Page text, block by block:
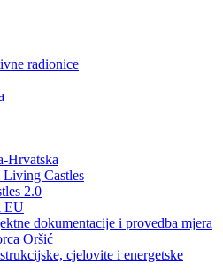
radionice
Hrvatska
Castles
2.0
EU
dokumentacije i provedba mjera
Oršić
cjelovite i energetske